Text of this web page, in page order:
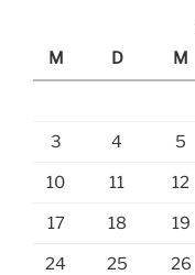
M
D M
3 4 5
10 11 12
17 18 19
24 25 26